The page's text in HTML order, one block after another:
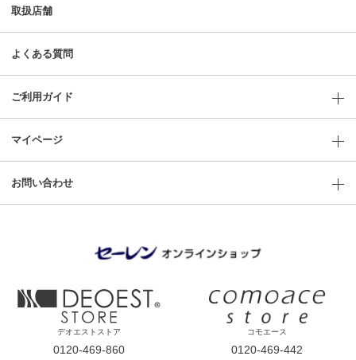
取扱店舗
よくある質問
ご利用ガイド
マイページ
お問い合わせ
デオエストストア
0120-469-860
コモエース
0120-469-442